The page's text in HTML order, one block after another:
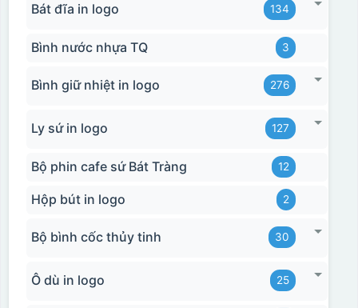
Bát đĩa in logo 134
Bình nước nhựa TQ 3
Bình giữ nhiệt in logo 276
Ly sứ in logo 127
Bộ phin cafe sứ Bát Tràng 12
Hộp bút in logo 2
Bộ bình cốc thủy tinh 30
Ô dù in logo 25